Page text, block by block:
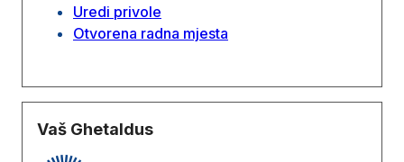
Uredi privole
Otvorena radna mjesta
Vaš Ghetaldus